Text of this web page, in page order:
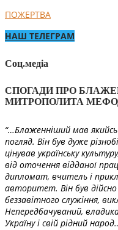
ПОЖЕРТВА
НАШ ТЕЛЕГРАМ
Соц.медіа
СПОГАДИ ПРО
МИТРОПОЛИТА
“…Блаженніший мав
погляд. Він був дуже
цінував українську
від оточення відданої
дипломат, вчитель і
авторитет. Він був
беззавітного служіння,
Непередбачуваний,
Україну і свій рідний